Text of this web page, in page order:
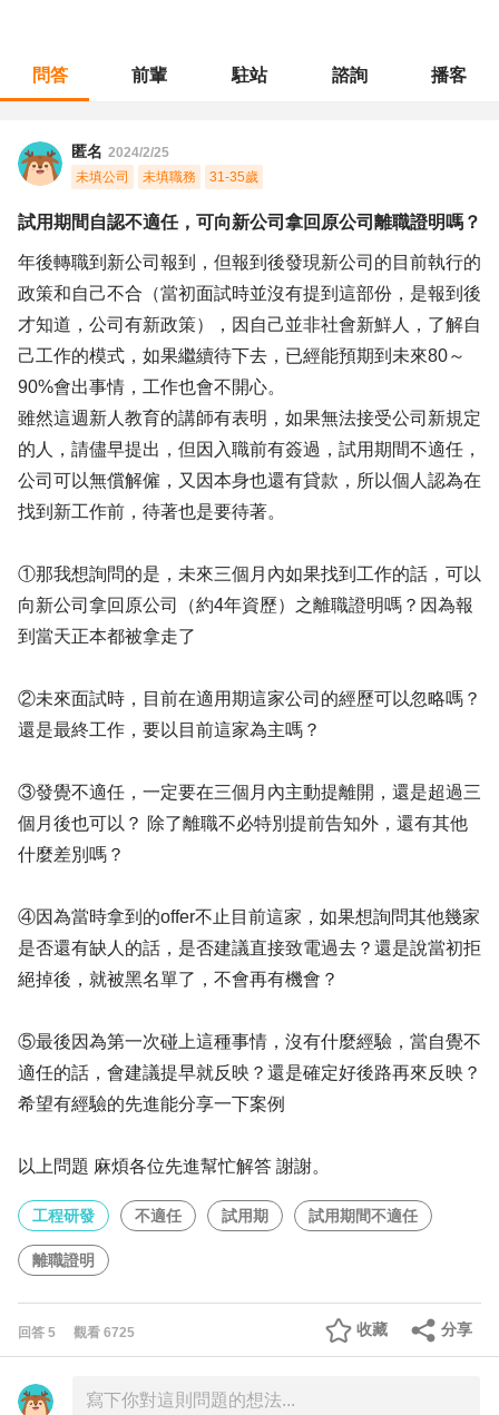
問答 前輩 駐站 諮詢 播客
匿名 2024/2/25
未填公司
未填職務 31-35歲
試用期間自認不適任，可向新公司拿回原公司離職證明嗎？
年後轉職到新公司報到，但報到後發現新公司的目前執行的
政策和自己不合（當初面試時並沒有提到這部份，是報到後
才知道，公司有新政策），因自己並非社會新鮮人，了解自
己工作的模式，如果繼續待下去，已經能預期到未來80～
90%會出事情，工作也會不開心。
雖然這週新人教育的講師有表明，如果無法接受公司新規定
的人，請儘早提出，但因入職前有簽過，試用期間不適任，
公司可以無償解僱，又因本身也還有貸款，所以個人認為在
找到新工作前，待著也是要待著。
①那我想詢問的是，未來三個月內如果找到工作的話，可以
向新公司拿回原公司（約4年資歷）之離職證明嗎？因為報
到當天正本都被拿走了
②未來面試時，目前在適用期這家公司的經歷可以忽略嗎？
還是最終工作，要以目前這家為主嗎？
③發覺不適任，一定要在三個月內主動提離開，還是超過三
個月後也可以？ 除了離職不必特別提前告知外，還有其他
什麼差別嗎？
④因為當時拿到的offer不止目前這家，如果想詢問其他幾家
是否還有缺人的話，是否建議直接致電過去？還是說當初拒
絕掉後，就被黑名單了，不會再有機會？
⑤最後因為第一次碰上這種事情，沒有什麼經驗，當自覺不
適任的話，會建議提早就反映？還是確定好後路再來反映？
希望有經驗的先進能分享一下案例
以上問題 麻煩各位先進幫忙解答 謝謝。
工程研發 不適任 試用期 試用期間不適任
離職證明
回答 5 觀看 6725 分享
收藏